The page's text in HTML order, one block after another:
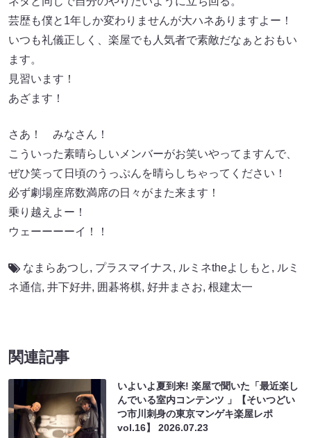
芸歴も僕と1年しか変わりませんが大ハネありますよー！
いつも礼儀正しく、楽屋でも人気者で素敵だなぁとおもい
ます。
見習います！
あざます！
さあ！ みなさん！
こういった素晴らしいメンバーがお笑いやってますんで、
ぜひ笑って日頃のうっぷんを晴らしちゃってください！
必ず劇場座席数満席の日々がまた来ます！
乗り越えよー！
ウェーーーーイ！！
なまらあつし, プラスマイナス, ルミネtheよしもと , ルミ
ネ通信, 井下好井, 囲碁将棋, 好井まさお, 根建太一
関連記事
いよいよ夏到来! 楽屋で聞いた「最近楽し
んでいる室内コンテンツ 」【そいつどい
つ市川刺身の東京マンゲキ楽屋レポ
vol.16】2026.07.23